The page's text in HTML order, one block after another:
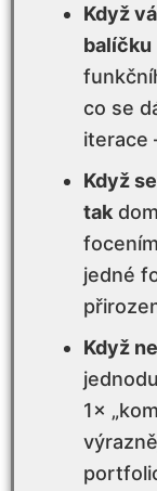
Když
co se
iterace
Když
tak
jedné
Když
1×
MINI
FOCENÍ
Příprava
výsledek o
Jak
Jak
Shrnutí:
FAQ –
Navazující